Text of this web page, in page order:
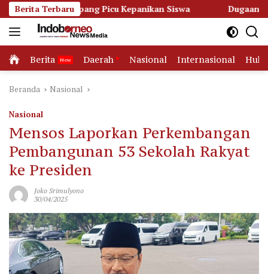
Langsung
ke
konten
Berita Terbaru
Picu Kepanikan Siswa Dugaan Korupsi Dana
Home
Berita Daerah Nasional Internasional
Beranda Nasional
Nasional
Mensos Laporkan Perkembangan
Pembangunan 53 Sekolah Rakyat
ke Presiden
Joko Srimulyono
30/04/2025